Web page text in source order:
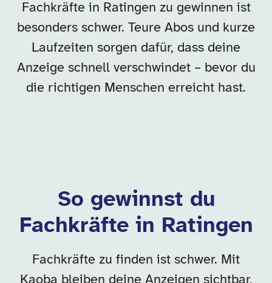
Fachkräfte in Ratingen zu gewinnen ist
besonders schwer. Teure Abos und kurze
Laufzeiten sorgen dafür, dass deine
Anzeige schnell verschwindet – bevor du
die richtigen Menschen erreicht hast.
So gewinnst du
Fachkräfte in Ratingen
Fachkräfte zu finden ist schwer. Mit
Kaoba bleiben deine Anzeigen sichtbar,